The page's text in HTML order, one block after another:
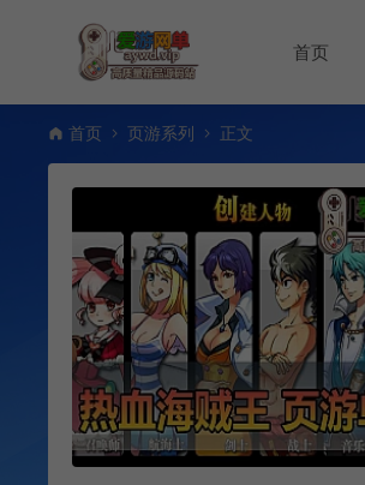
首页
首页 页游系列 正文